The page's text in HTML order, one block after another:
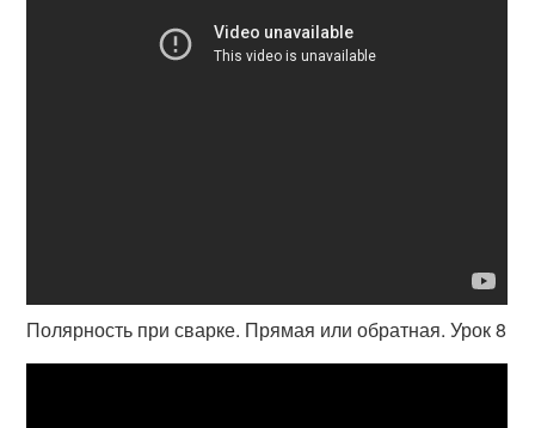
Полярность при сварке. Прямая или обратная. Урок 8